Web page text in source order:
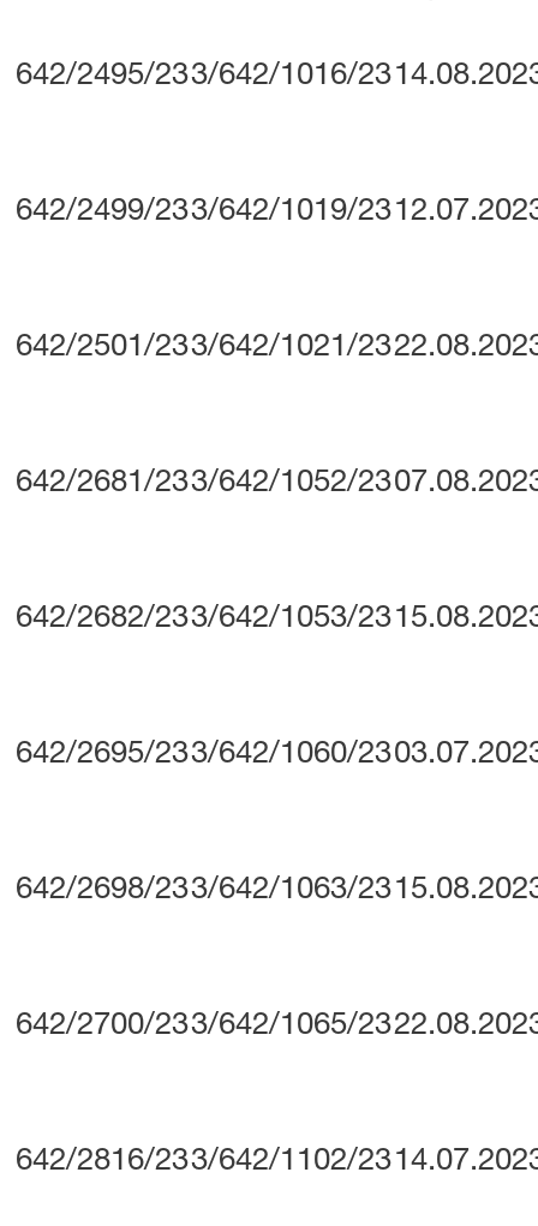
642/2495/233/642/1016/23
642/2499/233/642/1019/23
642/2501/233/642/1021/23
642/2681/233/642/1052/23
642/2682/233/642/1053/23
642/2695/233/642/1060/23
642/2698/233/642/1063/23
642/2700/233/642/1065/23
642/2816/233/642/1102/23